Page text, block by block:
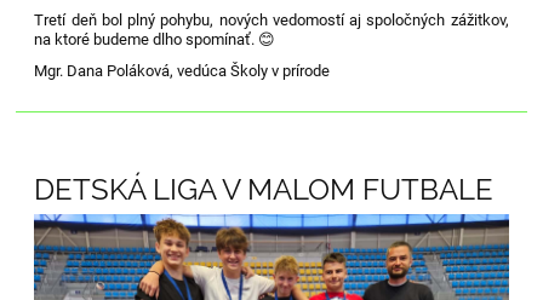
Tretí deň bol plný pohybu, nových vedomostí aj spoločných zážitkov,
na ktoré budeme dlho spomínať. 😊
Mgr. Dana Poláková, vedúca Školy v prírode
DETSKÁ LIGA V MALOM FUTBALE